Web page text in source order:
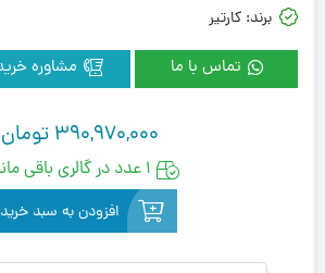
برند: کارتیر
تماس با ما
390,970,000 تومان
1 عدد در گالری باقی مانده
افزودن به سبد خرید